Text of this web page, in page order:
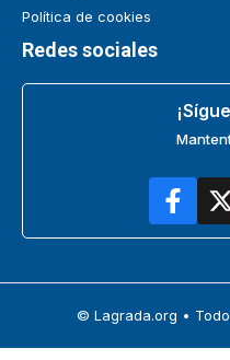
Política de cookies
Redes sociales
© Lagrada.org •